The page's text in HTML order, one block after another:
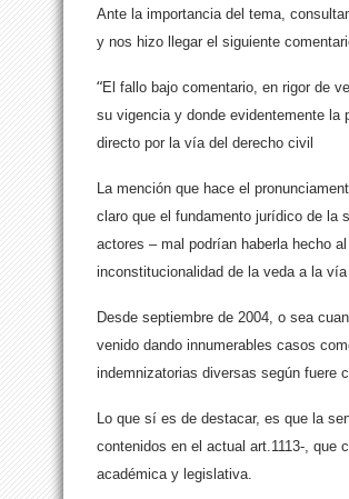
Ante la importancia del tema,
y nos hizo llegar el siguiente
“El fallo bajo comentario, en rigor de
su vigencia y donde evidentemente la
directo por la vía del derecho civil
La mención que hace el
claro que el fundamento jurídico de la
actores – mal podrían haberla hecho
inconstitucionalidad de la veda a la
Desde septiembre de 2004, o sea
venido dando innumerables casos
indemnizatorias diversas según fuere
Lo que sí es de destacar, es que la
contenidos en el actual art.1113-, que
académica y legislativa.